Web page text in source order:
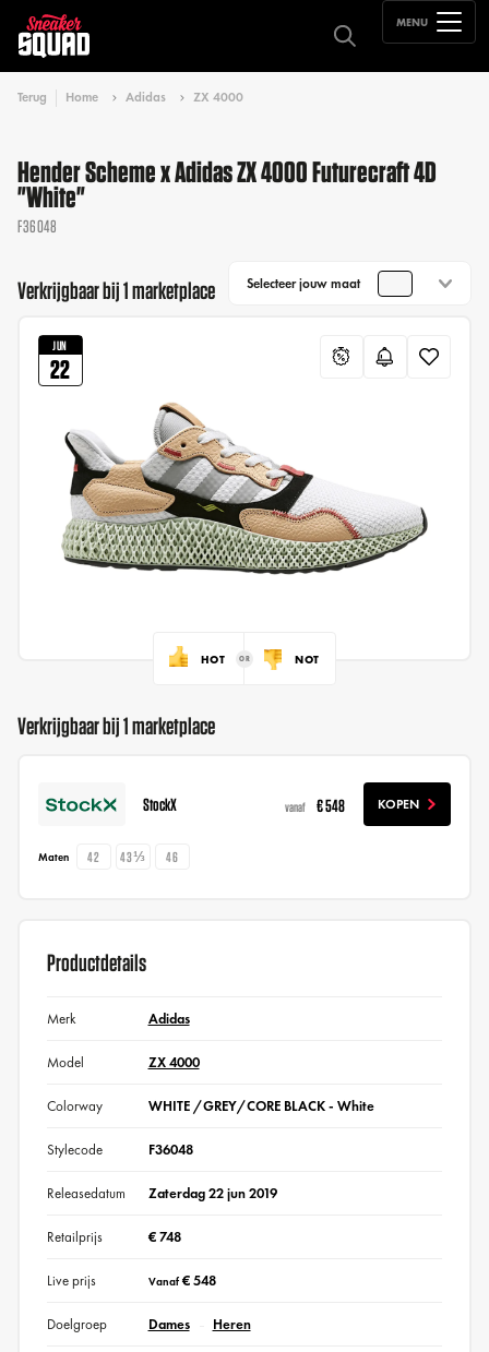
MENU
Terug Home Adidas ZX 4000
Hender Scheme x Adidas ZX 4000 Futurecraft 4D
"White"
F36048
Verkrijgbaar bij 1 marketplace Selecteer jouw maat
JUN
22
HOT NOT
Verkrijgbaar bij 1 marketplace
StockX vanaf € 548 KOPEN
Maten 42 43⅓ 46
Productdetails
Merk Adidas
Model ZX 4000
Colorway WHITE /GREY/CORE BLACK - White
Stylecode F36048
Releasedatum Zaterdag 22 jun 2019
Retailprijs € 748
Live prijs Vanaf€ 548
Doelgroep Dames Heren